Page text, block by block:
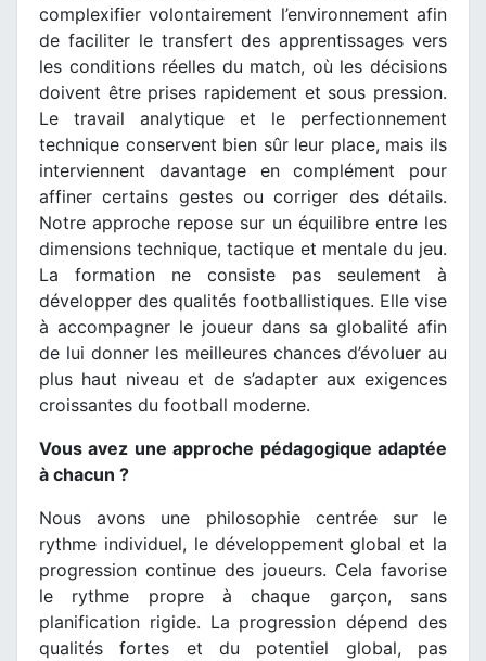
complexifier volontairement l’environnement afin
de faciliter le transfert des apprentissages vers
les conditions réelles du match, où les décisions
doivent être prises rapidement et sous pression.
Le travail analytique et le perfectionnement
technique conservent bien sûr leur place, mais ils
interviennent davantage en complément pour
affiner certains gestes ou corriger des détails.
Notre approche repose sur un équilibre entre les
dimensions technique, tactique et mentale du jeu.
La formation ne consiste pas seulement à
développer des qualités footballistiques. Elle vise
à accompagner le joueur dans sa globalité afin
de lui donner les meilleures chances d’évoluer au
plus haut niveau et de s’adapter aux exigences
croissantes du football moderne.
Vous avez une approche pédagogique adaptée
à chacun ?
Nous avons une philosophie centrée sur le
rythme individuel, le développement global et la
progression continue des joueurs. Cela favorise
le rythme propre à chaque garçon, sans
planification rigide. La progression dépend des
qualités fortes et du potentiel global, pas